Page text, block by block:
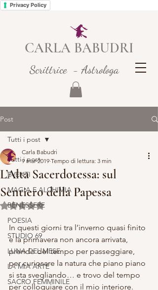
Privacy Policy
CARLA BABUDRI
Scrittrice - Astrologa
Post
Tutti i post
EVENTI
MAGIA E ALCHIMIA
BENESSERE
POESIA
STUDIO 69
LUNA DEL MESE
LA MIA ARTE
SACRO FEMMINILE
Tutti i post
L’Alta Sacerdotessa: sul
Sentiero della Papessa
Carla Babudri
9 mar 2019 Tempo di lettura: 3 min
Valutazione NaN stelle su 5.
In questi giorni tra l’inverno quasi finito
e la primavera non ancora arrivata,
prendo del tempo per passeggiare,
per curiosare la natura che piano piano
si sta svegliando… e trovo del tempo
per colloquiare con il mio interiore.